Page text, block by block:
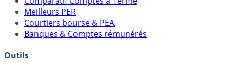
Meilleurs PER
Courtiers bourse & PEA
Banques & Comptes rémunérés
Outils